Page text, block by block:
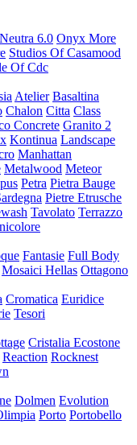
Neutra 6.0 Onyx More
Studios Of Casamood
Of Cdc
Atelier Basaltina
Chalon Citta Class
Concrete Granito 2
Kontinua Landscape
Manhattan
Metalwood Meteor
Petra Pietra Bauge
Pietre Etrusche
Tavolato Terrazzo
Fantasie Full Body
Mosaici Hellas Ottagono
Cromatica Euridice
Tesori
Cristalia Ecostone
Reaction Rocknest
Dolmen Evolution
Porto Portobello